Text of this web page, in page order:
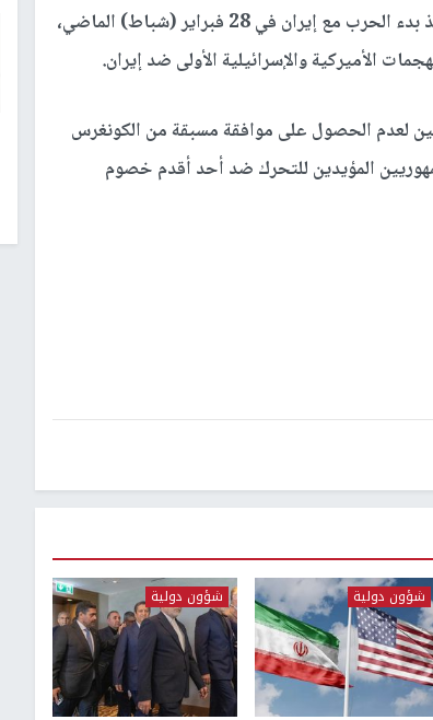
وأدلى روبيو بشهادته العلنية أمام الكونغرس للمرة الأولى منذ بدء الحرب مع إيران في 28 فبراير (شباط) الماضي،
الأميركية والإسرائيلية الأولى ضد إيران.
لعدم الحصول على موافقة مسبقة من الكونغرس
المؤيدين للتحرك ضد أحد أقدم خصوم
شؤون دولية شؤون دولية